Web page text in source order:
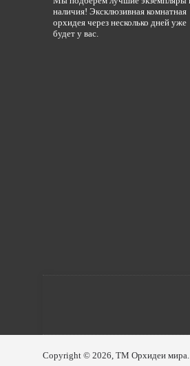
наличия! Эксклюзивная комнатная
орхидея через несколько дней уже
будет у вас.
Copyright © 2026, ТМ Орхидеи